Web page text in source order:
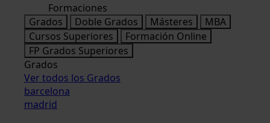
Formaciones
Grados
Doble Grados Másteres
MBA
Cursos Superiores
Formación Online
FP Grados Superiores
Grados
Ver todos los Grados
barcelona
madrid